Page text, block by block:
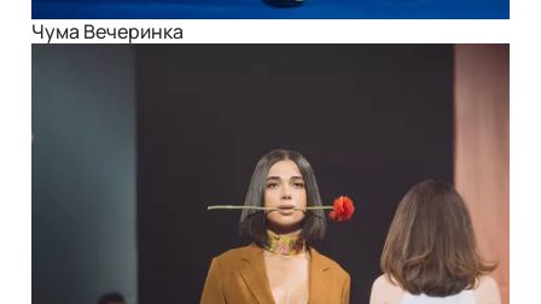
Чума Вечеринка